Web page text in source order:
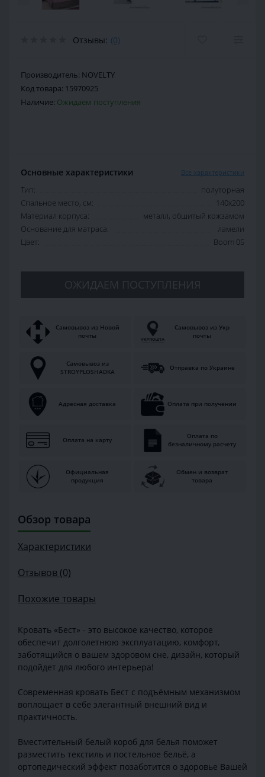
Отзывы: (0)
Производитель: NOVELTY
Код товара: 15970925
Наличие: Ожидаем поступления
Основные характеристики Все характеристики
Тип:
полуторная
Спальное место, см:
140х200
Материал корпуса:
металл, обшитый кожзамом
Основание для матраса:
ламели
Цвет:
Boom 05
ОЖИДАЕМ ПОСТУПЛЕНИЯ
Самовывоз из Новой
почты
Самовывоз из Укр
почты
Самовывоз из
STROYPLOSHADKA
Отправка по Украине
Адресная доставка Оплата при получении
Оплата на карту
Оплата по
безналичному расчету
Официальная
продукция
Обмен и возврат
товара
Обзор товара
Характеристики
Отзывов (0)
Похожие товары
Кровать «Бест» - это высокое качество, которое
обеспечит долголетнюю эксплуатацию, комфорт,
заботящийся о вашем здоровом сне, дизайн, который
подойдет для любого интерьера!
Современная кровать Бест с подъёмным механизмом
воплощает в себе элегантный внешний вид и
практичность.
Вместительный белый короб для белья поможет
разместить текстиль и постельное бельё, а
ортопедический эффект позаботится о здоровье Вашей